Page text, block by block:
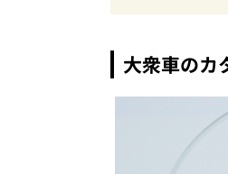
大衆車のカ